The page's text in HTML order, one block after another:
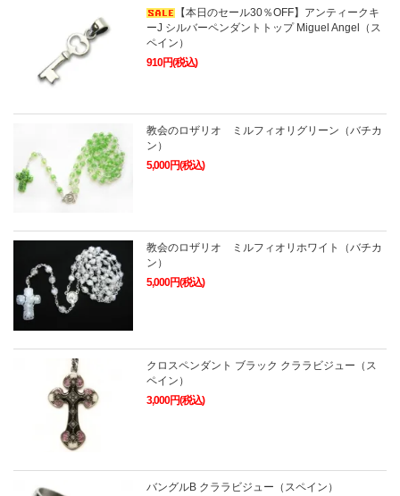
【本日のセール30％OFF】アンティークキ
ーJ シルバーペンダントトップ Miguel Angel（ス
ペイン）
910円(税込)
教会のロザリオ ミルフィオリグリーン（バチカ
ン）
5,000円(税込)
教会のロザリオ ミルフィオリホワイト（バチカ
ン）
5,000円(税込)
クロスペンダント ブラック クララビジュー（ス
ペイン）
3,000円(税込)
バングルB クララビジュー（スペイン）